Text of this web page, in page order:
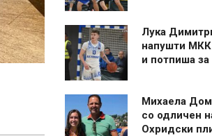
Лука
напушти
и потпиша
Михаела
со одличен
Охридски